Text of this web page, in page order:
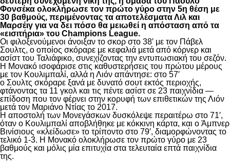
Φονσέκα ολοκλήρωσε τον πρώτο γύρο στην 5η θέση με
30 βαθμούς, περιμένοντας τα αποτελέσματα Λιλ και
Μαρσέιγ για να δει πόσο θα μειωθεί η απόσταση από τα
«εισιτήρια» του Champions League.
Οι φιλοξενούμενοι άνοιξαν το σκορ στο 38′ με τον Πάβελ
Σουλτς, ο οποίος σκόραρε με κεφαλιά μετά από κόρνερ και
ασίστ του Ταλιάφικο, συνεχίζοντας την εντυπωσιακή του σεζόν.
Η Μονακό ισοφάρισε στις καθυστερήσεις του πρώτου μέρους
με τον Κουλιμπαλί, αλλά η Λιόν απάντησε: στο 57′
ο Σουλτς σκόραρε ξανά με δυνατό σουτ εκτός περιοχής,
φτάνοντας τα 11 γκολ και τις πέντε ασίστ σε 23 παιχνίδια —
επίδοση που τον φέρνει στην κορυφή των επιθετικών της Λιόν
μετά τον Μαριάνο Ντίας το 2017.
Η αποστολή των Μονεγάσκων δυσκόλεψε περαιτέρω στο 71′,
όταν ο Κουλιμπαλί αποβλήθηκε με κόκκινη κάρτα, και ο Άμπνερ
Βινίσιους «κλείδωσε» το τρίποντο στο 79′, διαμορφώνοντας το
τελικό 1-3. Η Μονακό ολοκλήρωσε τον πρώτο γύρο με 23
βαθμούς και μόλις μία επιτυχία στα τελευταία επτά παιχνίδια
της.